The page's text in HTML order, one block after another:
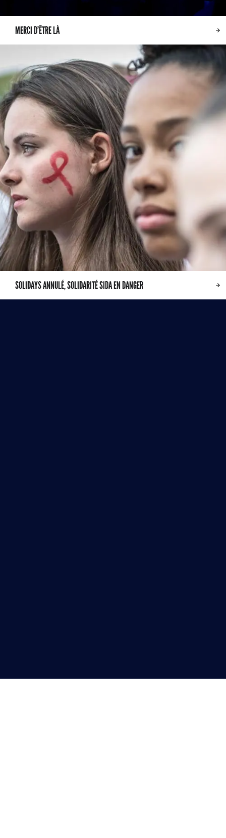
MERCI D’ÊTRE LÀ
SOLIDAYS ANNULÉ, SOLIDARITÉ SIDA EN DANGER